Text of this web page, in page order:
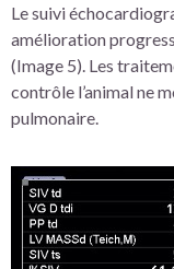
Le suivi
amélioration
(Image 5). Les
contrôle l’animal ne
pulmonaire.